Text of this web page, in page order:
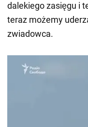
dalekiego zasięgu i
teraz możemy
zwiadowca.